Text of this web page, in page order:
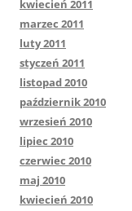
kwiecień 2011
marzec 2011
luty 2011
styczeń 2011
listopad 2010
październik 2010
wrzesień 2010
lipiec 2010
czerwiec 2010
maj 2010
kwiecień 2010